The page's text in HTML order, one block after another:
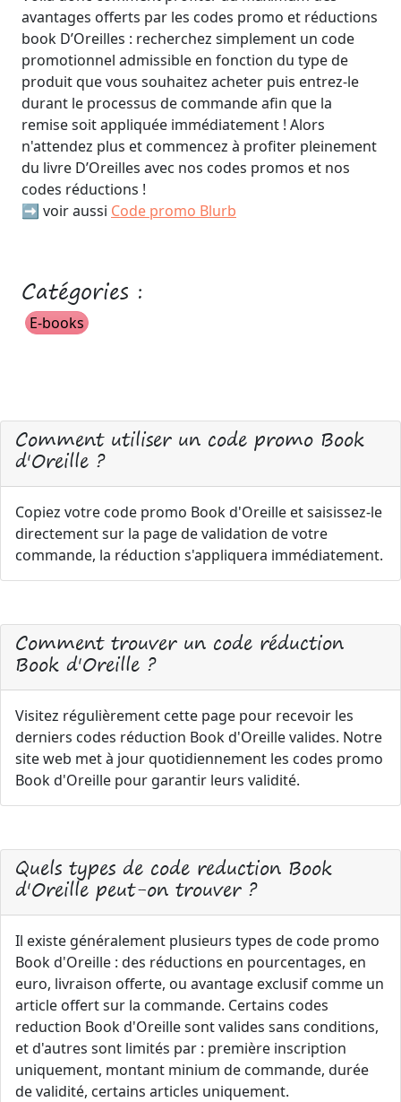
avantages offerts par les codes promo et réductions
book D’Oreilles : recherchez simplement un code
promotionnel admissible en fonction du type de
produit que vous souhaitez acheter puis entrez-le
durant le processus de commande afin que la
remise soit appliquée immédiatement ! Alors
n'attendez plus et commencez à profiter pleinement
du livre D’Oreilles avec nos codes promos et nos
codes réductions !
➡️ voir aussi Code promo Blurb
Catégories :
E-books
Comment utiliser un code promo Book
d'Oreille ?
Copiez votre code promo Book d'Oreille et saisissez-le
directement sur la page de validation de votre
commande, la réduction s'appliquera immédiatement.
Comment trouver un code réduction
Book d'Oreille ?
Visitez régulièrement cette page pour recevoir les
derniers codes réduction Book d'Oreille valides. Notre
site web met à jour quotidiennement les codes promo
Book d'Oreille pour garantir leurs validité.
Quels types de code reduction Book
d'Oreille peut-on trouver ?
Il existe généralement plusieurs types de code promo
Book d'Oreille : des réductions en pourcentages, en
euro, livraison offerte, ou avantage exclusif comme un
article offert sur la commande. Certains codes
reduction Book d'Oreille sont valides sans conditions,
et d'autres sont limités par : première inscription
uniquement, montant minium de commande, durée
de validité, certains articles uniquement.